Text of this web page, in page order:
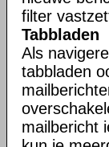
filter
Tabbladen
Als
tabbladen
mailbericht